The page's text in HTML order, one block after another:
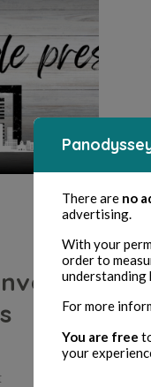
There are no
advertising.
With your
order to
understanding
For more
You are free
your